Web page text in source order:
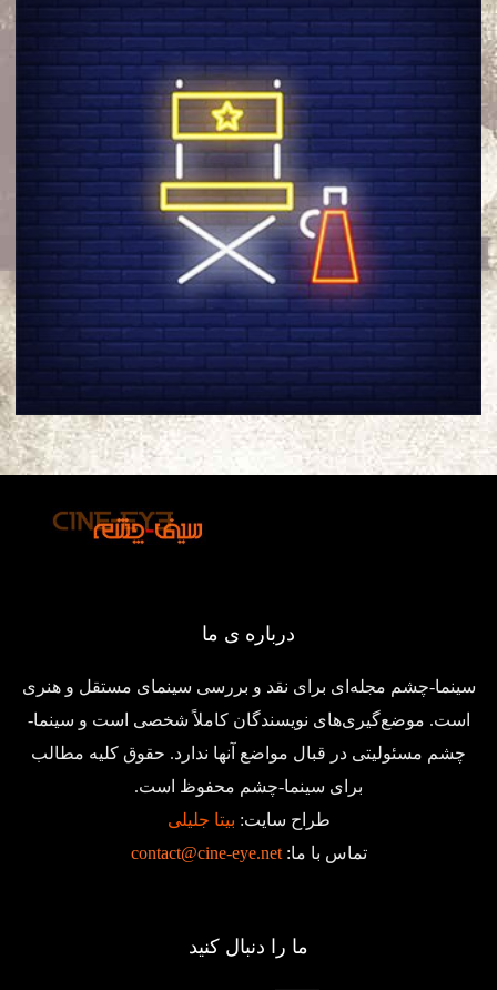
درباره ی ما
سینما-چشم مجله‌ای برای نقد و بررسی سینمای مستقل و هنری
است. موضع‌گیری‌های نویسندگان کاملاً شخصی است و سینما-
چشم مسئولیتی در قبال مواضع آنها ندارد. حقوق کلیه مطالب
برای سینما-چشم محفوظ است.
طراح سایت: بیتا جلیلی
تماس با ما:contact@cine-eye.net
ما را دنبال کنید